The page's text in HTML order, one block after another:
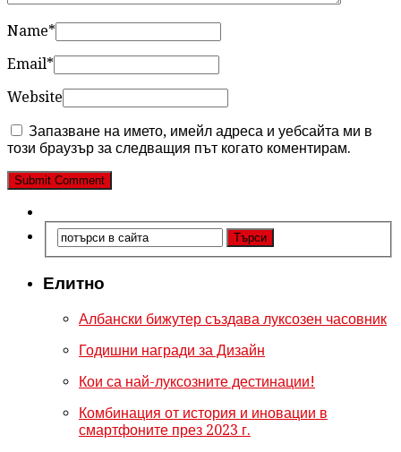
Name*
Email*
Website
Запазване на името, имейл адреса и уебсайта ми в
този браузър за следващия път когато коментирам.
Елитно
Албански бижутер създава луксозен часовник
Годишни награди за Дизайн
Кои са най-луксозните дестинации!
Комбинация от история и иновации в
смартфоните през 2023 г.